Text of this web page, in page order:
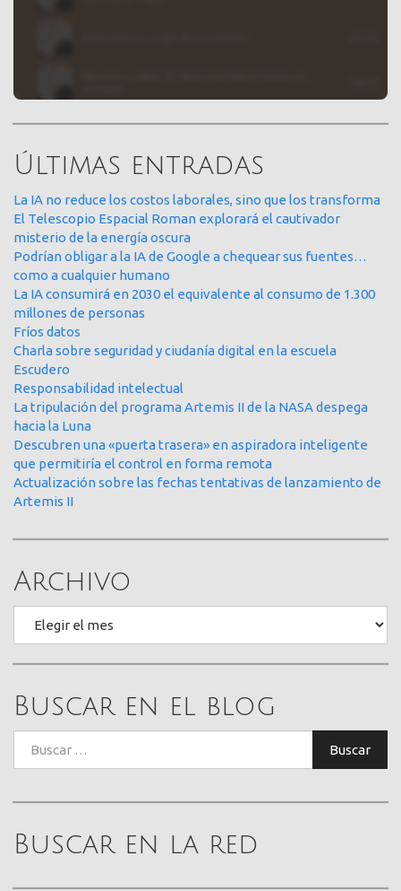
Últimas entradas
La IA no reduce los costos laborales, sino que los transforma
El Telescopio Espacial Roman explorará el cautivador
misterio de la energía oscura
Podrían obligar a la IA de Google a chequear sus fuentes…
como a cualquier humano
La IA consumirá en 2030 el equivalente al consumo de 1.300
millones de personas
Fríos datos
Charla sobre seguridad y ciudanía digital en la escuela
Escudero
Responsabilidad intelectual
La tripulación del programa Artemis II de la NASA despega
hacia la Luna
Descubren una «puerta trasera» en aspiradora inteligente
que permitiría el control en forma remota
Actualización sobre las fechas tentativas de lanzamiento de
Artemis II
Archivo
Buscar en el blog
Buscar
Buscar en la red